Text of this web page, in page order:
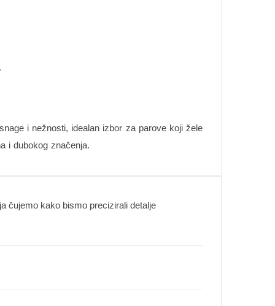
i nežnosti, idealan izbor za parove koji žele
i dubokog značenja.
čujemo kako bismo precizirali detalje